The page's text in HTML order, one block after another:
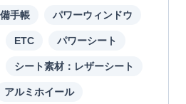
手帳 パワーウィンドウ
ETC パワーシート
シート素材：レザーシート
アルミホイール